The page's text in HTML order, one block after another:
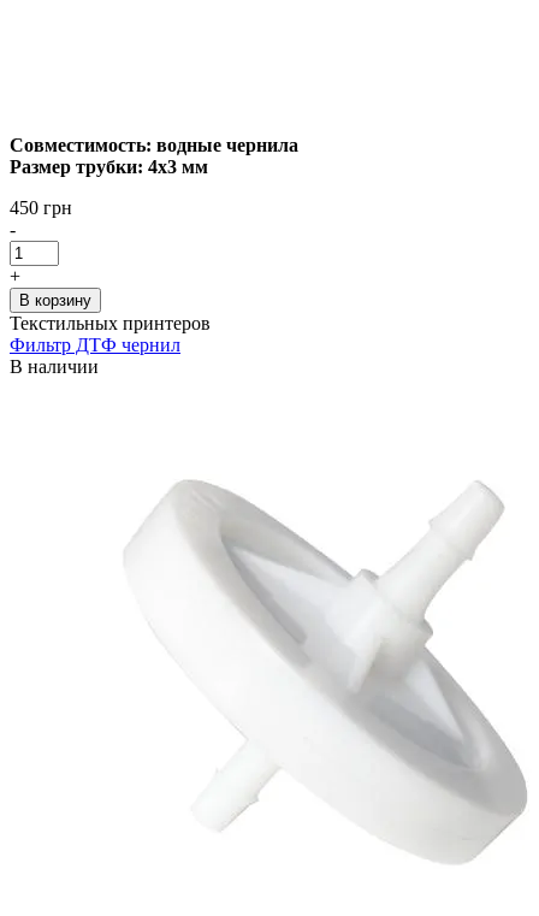
Совместимость: водные чернила
Размер трубки: 4х3 мм
450 грн
-
+
В корзину
Текстильных принтеров
Фильтр ДТФ чернил
В наличии